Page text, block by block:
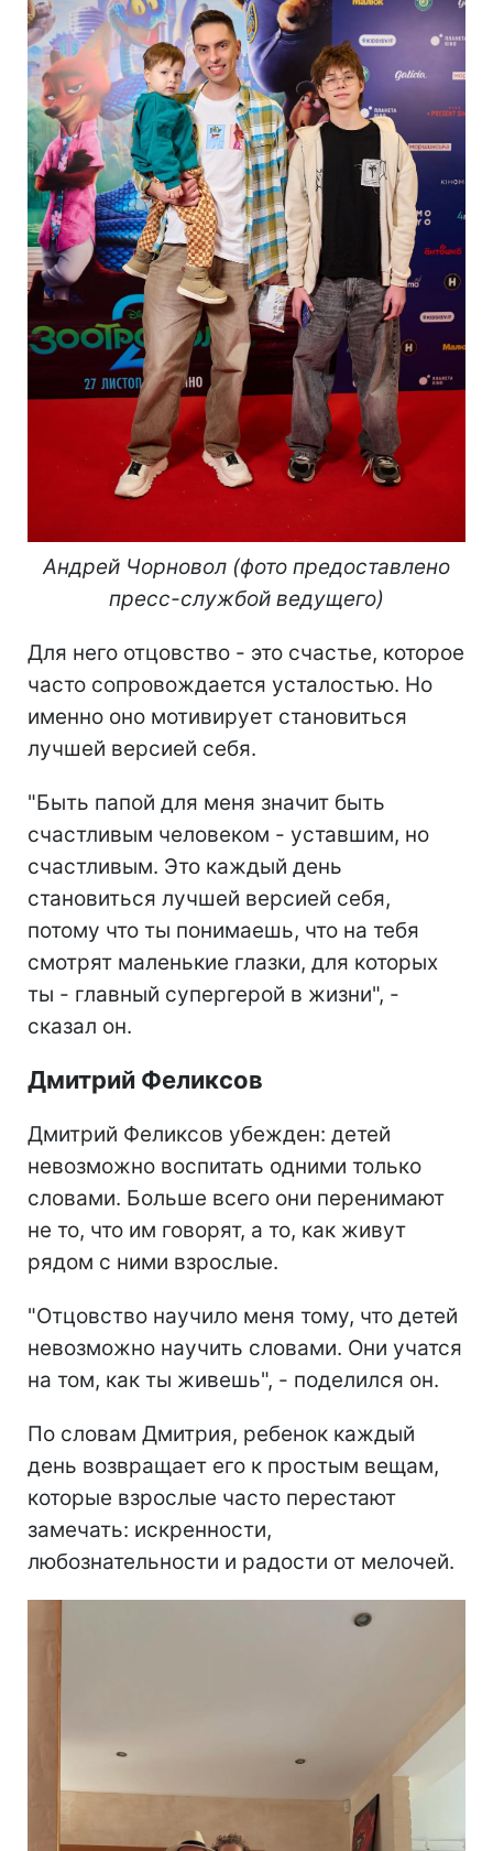
Андрей Чорновол (фото предоставлено
пресс-службой ведущего)
Для него отцовство - это счастье, которое
часто сопровождается усталостью. Но
именно оно мотивирует становиться
лучшей версией себя.
"Быть папой для меня значит быть
счастливым человеком - уставшим, но
счастливым. Это каждый день
становиться лучшей версией себя,
потому что ты понимаешь, что на тебя
смотрят маленькие глазки, для которых
ты - главный супергерой в жизни", -
сказал он.
Дмитрий Феликсов
Дмитрий Феликсов убежден: детей
невозможно воспитать одними только
словами. Больше всего они перенимают
не то, что им говорят, а то, как живут
рядом с ними взрослые.
"Отцовство научило меня тому, что детей
невозможно научить словами. Они учатся
на том, как ты живешь", - поделился он.
По словам Дмитрия, ребенок каждый
день возвращает его к простым вещам,
которые взрослые часто перестают
замечать: искренности,
любознательности и радости от мелочей.